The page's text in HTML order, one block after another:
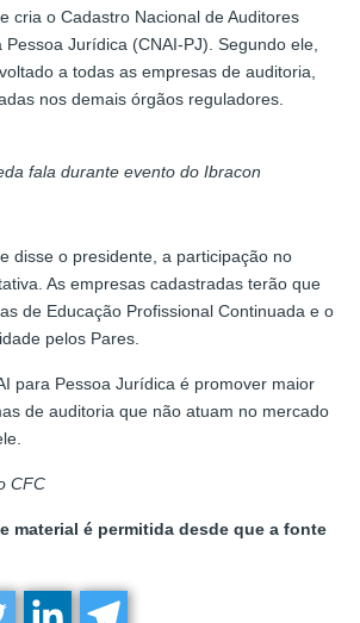
cria o Cadastro Nacional de Auditores
Jurídica (CNAI-PJ). Segundo ele,
a todas as empresas de auditoria,
nos demais órgãos reguladores.
fala durante evento do Ibracon
disse o presidente, a participação no
As empresas cadastradas terão que
de Educação Profissional Continuada e o
pelos Pares.
para Pessoa Jurídica é promover maior
de auditoria que não atuam no mercado
CFC
material é permitida desde que a fonte